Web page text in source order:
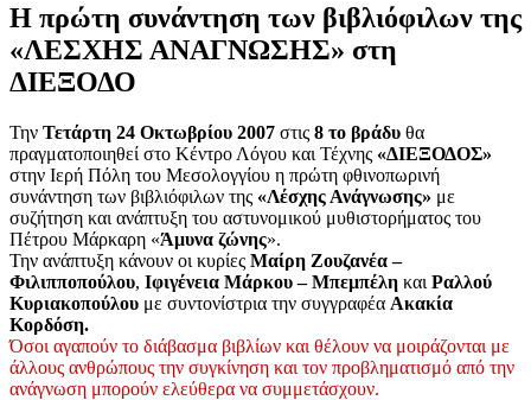
Η πρώτη συνάντηση των βιβλιόφιλων της
«ΛΕΣΧΗΣ ΑΝΑΓΝΩΣΗΣ» στη
ΔΙΕΞΟΔΟ
Την Τετάρτη 24 Οκτωβρίου 2007 στις 8 το βράδυ θα
πραγματοποιηθεί στο Κέντρο Λόγου και Τέχνης «ΔΙΕΞΟΔΟΣ»
στην Ιερή Πόλη του Μεσολογγίου η πρώτη φθινοπωρινή
συνάντηση των βιβλιόφιλων της «Λέσχης Ανάγνωσης» με
συζήτηση και ανάπτυξη του αστυνομικού μυθιστορήματος του
Πέτρου Μάρκαρη «Άμυνα ζώνης».
Την ανάπτυξη κάνουν οι κυρίες Μαίρη Ζουζανέα –
Φιλιπποπούλου, Ιφιγένεια Μάρκου – Μπεμπέλη και Ραλλού
Κυριακοπούλου με συντονίστρια την συγγραφέα Ακακία
Κορδόση.
Όσοι αγαπούν το διάβασμα βιβλίων και θέλουν να μοιράζονται με
άλλους ανθρώπους την συγκίνηση και τον προβληματισμό από την
ανάγνωση μπορούν ελεύθερα να συμμετάσχουν.